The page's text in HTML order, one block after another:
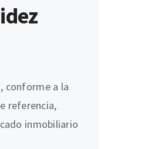
conforme a la
referencia,
inmobiliario